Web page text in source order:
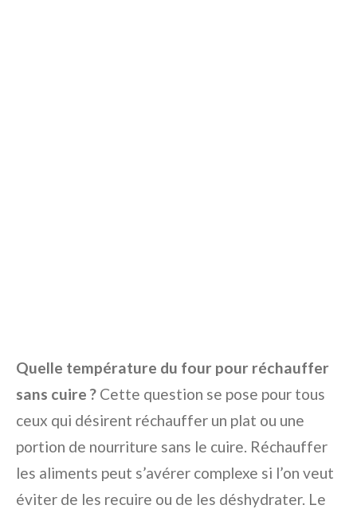
Quelle température du four pour réchauffer
sans cuire ? Cette question se pose pour tous
ceux qui désirent réchauffer un plat ou une
portion de nourriture sans le cuire. Réchauffer
les aliments peut s’avérer complexe si l’on veut
éviter de les recuire ou de les déshydrater. Le